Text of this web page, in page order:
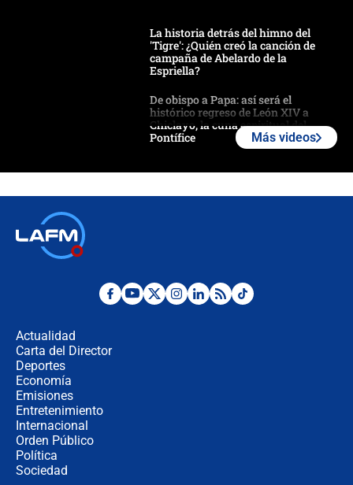
La historia detrás del himno del
'Tigre': ¿Quién creó la canción de
campaña de Abelardo de la
Espriella?
De obispo a Papa: así será el
histórico regreso de León XIV a
Chiclayo, la cuna espiritual del
Pontífice
¿La posesión de Abelardo De la
Más videos
Actualidad
Carta del Director
Deportes
Economía
Emisiones
Entretenimiento
Internacional
Orden Público
Política
Sociedad